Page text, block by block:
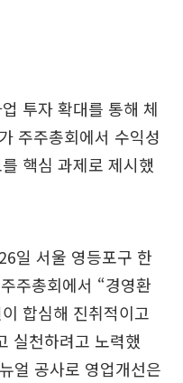
투자 확대를 통해 체
주주총회에서 수익성
핵심 과제로 제시했
일 서울 영등포구 한
주총회에서 “경영환
합심해 진취적이고
실천하려고 노력했
얼 공사로 영업개선은